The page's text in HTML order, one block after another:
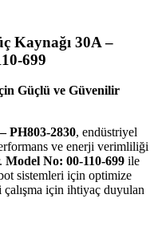
Kaynağı 30A –
699
Güçlü ve Güvenilir
PH803-2830, endüstriyel
ve enerji verimliliği
Model No: 00-110-699 ile
sistemleri için optimize
için ihtiyaç duyulan